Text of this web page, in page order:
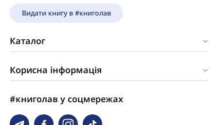
Видати книгу в #книголав
Каталог
Корисна інформація
#книголав у соцмережах